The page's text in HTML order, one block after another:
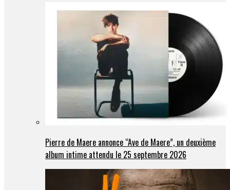
Pierre de Maere annonce “Ave de Maere”, un deuxième
album intime attendu le 25 septembre 2026